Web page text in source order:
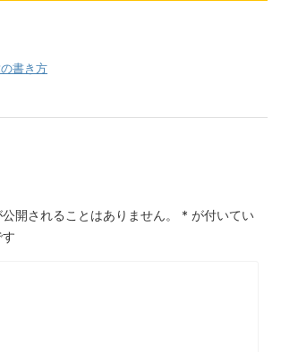
書き方
開されることはありません。 * が付いてい